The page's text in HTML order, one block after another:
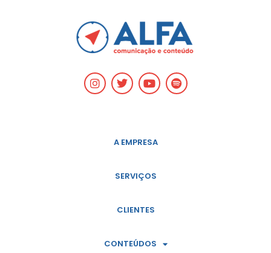
A EMPRESA
SERVIÇOS
CLIENTES
CONTEÚDOS